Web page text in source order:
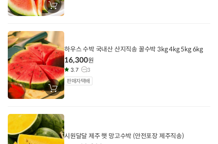
장
바
에
담
기
장
바
에
담
기
하우스 수박 국내산 산지직송 꿀수박 3kg 4kg 5kg 6kg
16,300원
3.7
3
판매자택배
시원달달 제주 햇 망고수박 (안전포장 제주직송)